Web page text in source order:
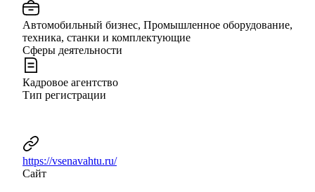
Автомобильный бизнес, Промышленное оборудование,
техника, станки и комплектующие
Сферы деятельности
Кадровое агентство
Тип регистрации
https://vsenavahtu.ru/
Сайт